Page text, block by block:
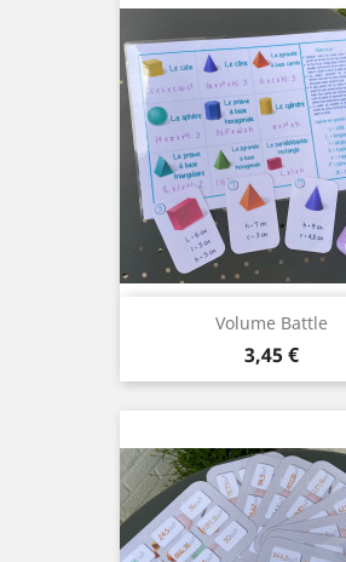
Volume Battle
Prix
3,45 €